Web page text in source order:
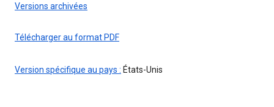
Versions archivées
Télécharger au format PDF
Version spécifique au pays : États-Unis